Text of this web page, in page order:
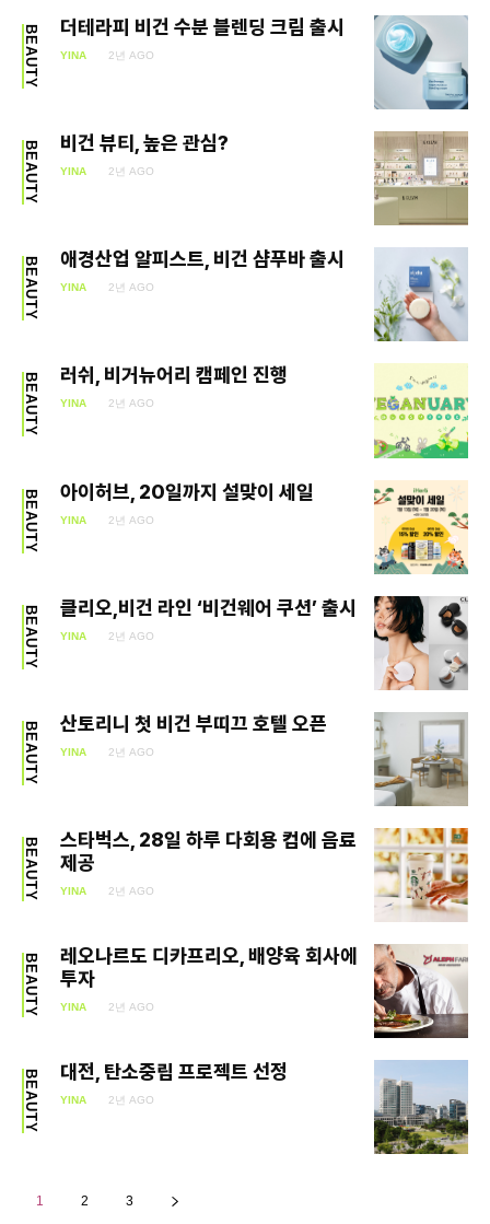
SEARCH...
Climate
Energy
Food
Health
Interview
Article
Tech
BEAUTY 더테라피 비건 수분 블렌딩 크림 출시
YINA 2년 AGO
BEAUTY 비건 뷰티, 높은 관심?
YINA 2년 AGO
BEAUTY 애경산업 알피스트, 비건 샴푸바 출시
YINA 2년 AGO
BEAUTY 러쉬, 비거뉴어리 캠페인 진행
YINA 2년 AGO
BEAUTY 아이허브, 20일까지 설맞이 세일
YINA 2년 AGO
BEAUTY 클리오,비건 라인 ‘비건웨어 쿠션’ 출시
YINA 2년 AGO
BEAUTY 산토리니 첫 비건 부띠끄 호텔 오픈
YINA 2년 AGO
BEAUTY
스타벅스, 28일 하루 다회용 컵에 음료
제공
YINA 2년 AGO
BEAUTY
레오나르도 디카프리오, 배양육 회사에
투자
YINA 2년 AGO
BEAUTY 대전, 탄소중립 프로젝트 선정
YINA 2년 AGO
1 2 3